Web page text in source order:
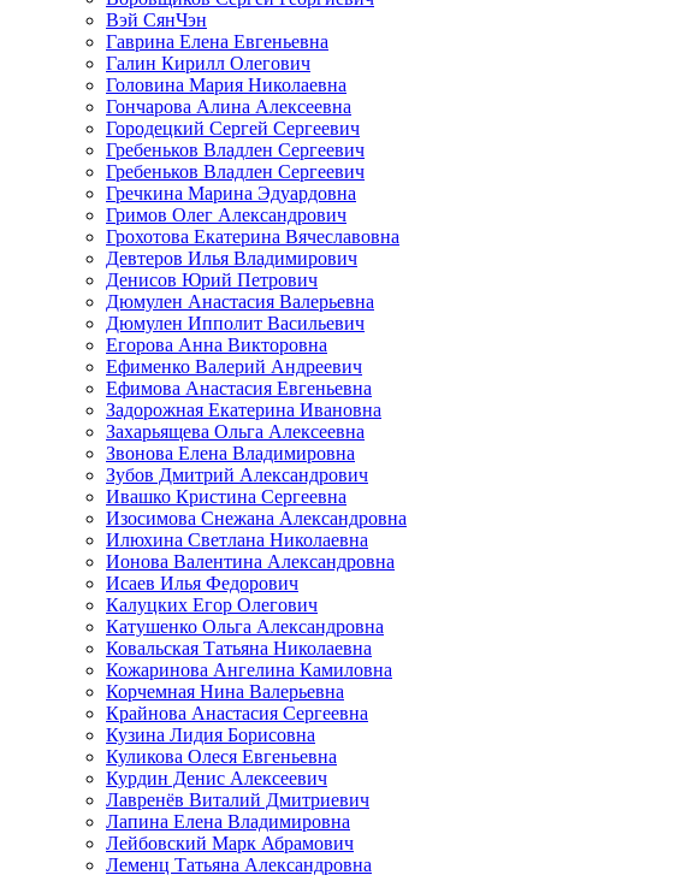
Вэй СянЧэн
Гаврина Елена Евгеньевна
Галин Кирилл Олегович
Головина Мария Николаевна
Гончарова Алина Алексеевна
Городецкий Сергей Сергеевич
Гребеньков Владлен Сергеевич
Гребеньков Владлен Сергеевич
Гречкина Марина Эдуардовна
Гримов Олег Александрович
Грохотова Екатерина Вячеславовна
Девтеров Илья Владимирович
Денисов Юрий Петрович
Дюмулен Анастасия Валерьевна
Дюмулен Ипполит Васильевич
Егорова Анна Викторовна
Ефименко Валерий Андреевич
Ефимова Анастасия Евгеньевна
Задорожная Екатерина Ивановна
Захарьящева Ольга Алексеевна
Звонова Елена Владимировна
Зубов Дмитрий Александрович
Ивашко Кристина Сергеевна
Изосимова Снежана Александровна
Илюхина Светлана Николаевна
Ионова Валентина Александровна
Исаев Илья Федорович
Калуцких Егор Олегович
Катушенко Ольга Александровна
Ковальская Татьяна Николаевна
Кожаринова Ангелина Камиловна
Корчемная Нина Валерьевна
Крайнова Анастасия Сергеевна
Кузина Лидия Борисовна
Куликова Олеся Евгеньевна
Курдин Денис Алексеевич
Лавренёв Виталий Дмитриевич
Лапина Елена Владимировна
Лейбовский Марк Абрамович
Леменц Татьяна Александровна